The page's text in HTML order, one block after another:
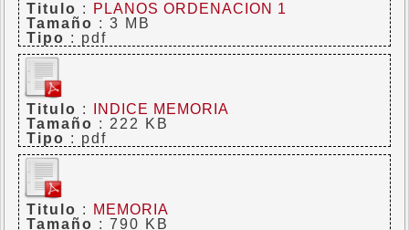
Titulo :
PLANOS ORDENACION 1
Tamaño : 3 MB
Tipo : pdf
Titulo :
INDICE MEMORIA
Tamaño : 222 KB
Tipo : pdf
Titulo :
MEMORIA
Tamaño : 790 KB